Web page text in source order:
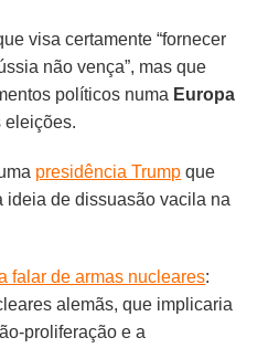
visa certamente “fornecer
não vença”, mas que
políticos numa Europa
eleições.
presidência Trump que
ideia de dissuasão vacila na
falar de armas nucleares:
alemãs, que implicaria
proliferação e a